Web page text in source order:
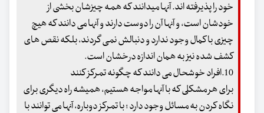
خود را پذیرفته اند. آنها میدانند که همه چیزشان بخشی از
خودشان است، و آنها آن را دوست دارند و آنها می دانند که هیچ
چیزی با کمال وجود ندارد و دنبالش نمی گردند، بلکه نقص های
کشف شده نیز به همان اندازه درخشان است.
10.افراد خوشحال می دانند که چگونه تمرکز کنند
برای هر مشکلی که با آنها مواجه هستیم، همیشه راه دیگری برای
نگاه کردن به مسائل وجود دارد ؛ با تمرکز دوباره، آنها می توانند با